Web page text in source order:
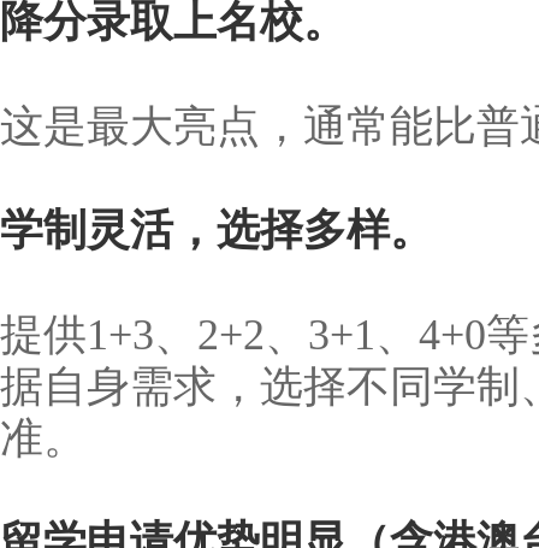
降分录取上名校。
这是最大亮点，通常能比普
学制灵活，选择多样。
提供1+3、2+2、3+1、4+0
据自身需求，选择不同学
准。